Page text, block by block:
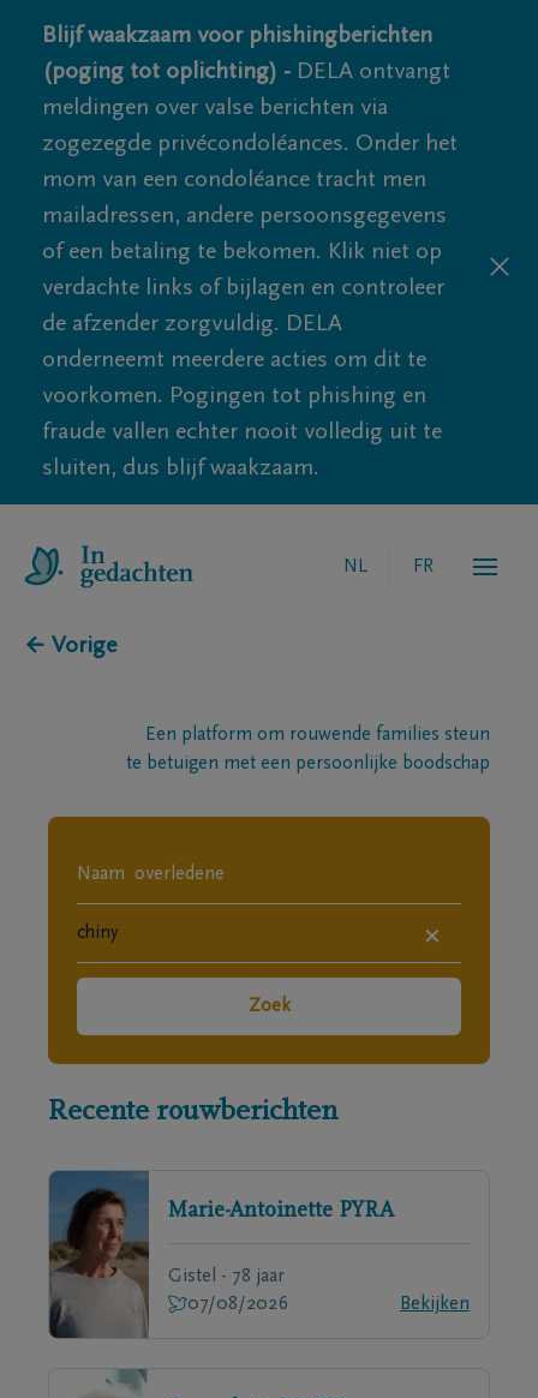
Blijf waakzaam voor phishingberichten
(poging tot oplichting) - DELA ontvangt
meldingen over valse berichten via
zogezegde privécondoléances. Onder het
mom van een condoléance tracht men
mailadressen, andere persoonsgegevens
of een betaling te bekomen. Klik niet op
verdachte links of bijlagen en controleer
de afzender zorgvuldig. DELA
onderneemt meerdere acties om dit te
voorkomen. Pogingen tot phishing en
fraude vallen echter nooit volledig uit te
sluiten, dus blijf waakzaam.
NL FR
← Vorige
Een platform om rouwende families steun
te betuigen met een persoonlijke boodschap
×
Zoek
Recente rouwberichten
Marie-Antoinette PYRA
Gistel - 78 jaar
07/08/2026
Bekijken